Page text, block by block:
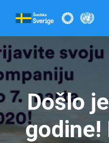
content
Došlo
godine!